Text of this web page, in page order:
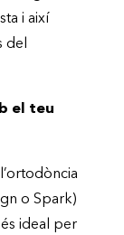
i així
del
el teu
o Spark)
ideal per